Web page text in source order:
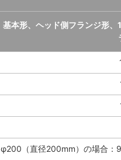
基本形、ヘッド側フランジ形
φ200（直径200mm）の場合：